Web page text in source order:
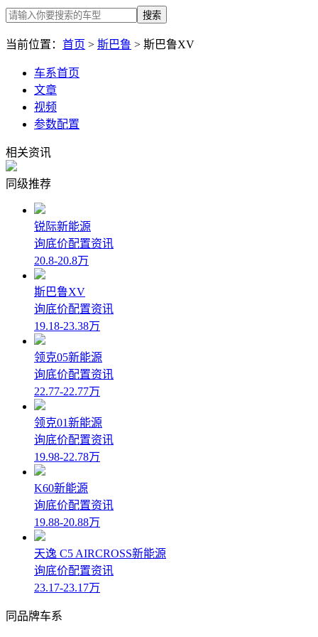
搜索
当前位置： 首页 > 斯巴鲁 > 斯巴鲁XV
车系首页
文章
视频
参数配置
相关资讯
同级推荐
锐际新能源
询底价配置资讯
20.8-20.8万
斯巴鲁XV
询底价配置资讯
19.18-23.38万
领克05新能源
询底价配置资讯
22.77-22.77万
领克01新能源
询底价配置资讯
19.98-22.78万
K60新能源
询底价配置资讯
19.88-20.88万
天逸 C5 AIRCROSS新能源
询底价配置资讯
23.17-23.17万
同品牌车系